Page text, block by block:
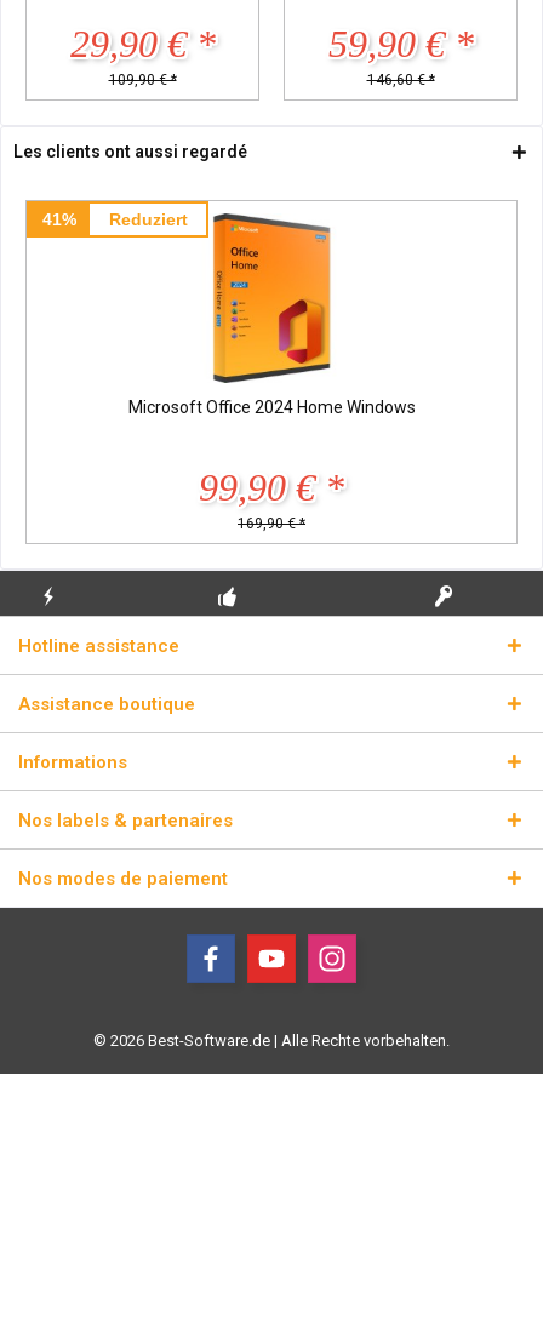
29,90 € *
109,90 € *
59,90 € *
146,60 € *
Les clients ont aussi regardé
41% Reduziert
Microsoft Office 2024 Home Windows
99,90 € *
169,90 € *
ÉCLAIR
Hotline assistance
Assistance boutique
Informations
Nos labels & partenaires
Nos modes de paiement
© 2026 Best-Software.de | Alle Rechte vorbehalten.